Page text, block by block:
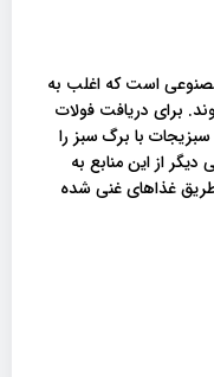
است که اغلب به
برای دریافت فولات
با برگ سبز را
از این منابع به
غذاهای غنی شده